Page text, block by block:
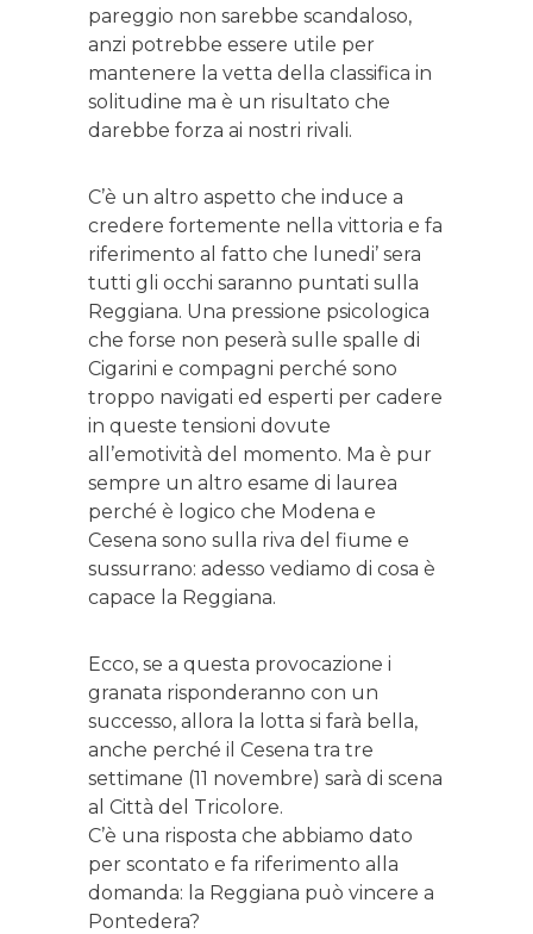
pareggio non sarebbe scandaloso,
anzi potrebbe essere utile per
mantenere la vetta della classifica in
solitudine ma è un risultato che
darebbe forza ai nostri rivali.
C’è un altro aspetto che induce a
credere fortemente nella vittoria e fa
riferimento al fatto che lunedi’ sera
tutti gli occhi saranno puntati sulla
Reggiana. Una pressione psicologica
che forse non peserà sulle spalle di
Cigarini e compagni perché sono
troppo navigati ed esperti per cadere
in queste tensioni dovute
all’emotività del momento. Ma è pur
sempre un altro esame di laurea
perché è logico che Modena e
Cesena sono sulla riva del fiume e
sussurrano: adesso vediamo di cosa è
capace la Reggiana.
Ecco, se a questa provocazione i
granata risponderanno con un
successo, allora la lotta si farà bella,
anche perché il Cesena tra tre
settimane (11 novembre) sarà di scena
al Città del Tricolore.
C’è una risposta che abbiamo dato
per scontato e fa riferimento alla
domanda: la Reggiana può vincere a
Pontedera?